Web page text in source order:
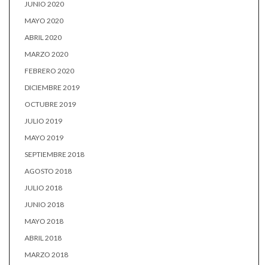
JUNIO 2020
MAYO 2020
ABRIL 2020
MARZO 2020
FEBRERO 2020
DICIEMBRE 2019
OCTUBRE 2019
JULIO 2019
MAYO 2019
SEPTIEMBRE 2018
AGOSTO 2018
JULIO 2018
JUNIO 2018
MAYO 2018
ABRIL 2018
MARZO 2018